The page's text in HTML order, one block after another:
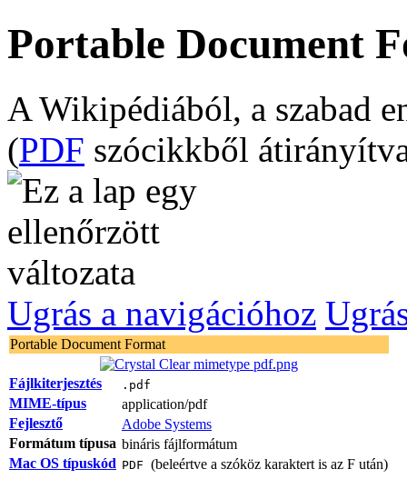
Portable Document
A Wikipédiából, a szabad
(PDF szócikkből
Ugrás a navigációhoz
Portable Document Format
Fájlkiterjesztés .pdf
MIME-típus
application/pdf
Fejlesztő
Adobe Systems
Formátum típusa bináris fájlformátum
Mac OS típuskód PDF (beleértve a szóköz karaktert is az F után)